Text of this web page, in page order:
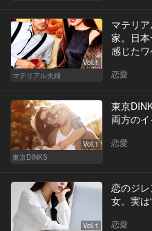
Vol.1
マテリアル夫婦
マテリ
家。日本
感じたワ
恋愛
Vol.1
東京DINKS
東京
両方の
恋愛
Vol.1
恋のジ
女。実
恋愛